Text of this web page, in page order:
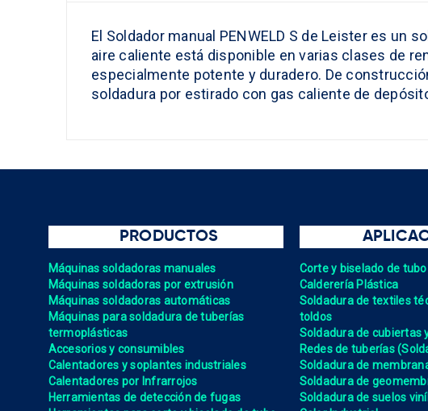
El Soldador manual PENWELD S de Leister es un
aire caliente está disponible en varias clases de
especialmente potente y duradero. De
soldadura por estirado con gas caliente de
PRODUCTOS
Máquinas soldadoras manuales
Máquinas soldadoras por extrusión
Máquinas soldadoras automáticas
Máquinas para soldadura de tuberías
termoplásticas
Accesorios y consumibles
Calentadores y soplantes industriales
Calentadores por Infrarrojos
Herramientas de detección de fugas
Corte y biselado de tubo
Calderería Plástica
Soldadura de textiles
toldos
Soldadura de cubiertas
Redes de tuberías
Soldadura de
Soldadura de
Soldadura de suelos